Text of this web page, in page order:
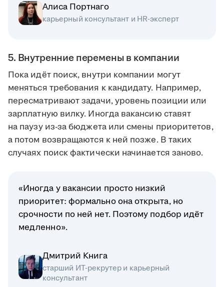
Алиса Портнаго
карьерный консультант и HR-эксперт
5. Внутренние перемены в компании
Пока идёт поиск, внутри компании могут
меняться требования к кандидату. Например,
пересматривают задачи, уровень позиции или
зарплатную вилку. Иногда вакансию ставят
на паузу из-за бюджета или смены приоритетов,
а потом возвращаются к ней позже. В таких
случаях поиск фактически начинается заново.
«Иногда у вакансии просто низкий
приоритет: формально она открыта, но
срочности по ней нет. Поэтому подбор идёт
медленно».
Дмитрий Книга
старший ИТ-рекрутер и карьерный
консультант